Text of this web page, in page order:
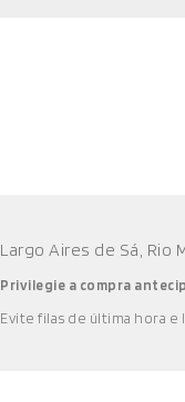
Largo Aires de Sá, Rio
Privilegie a compra
Evite filas de última hora e l